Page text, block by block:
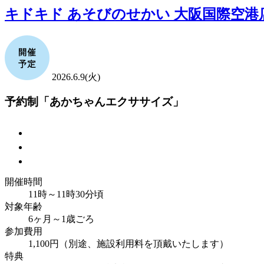
キドキド あそびのせかい 大阪国際空港
2026.6.9(火)
予約制「あかちゃんエクササイズ」
開催時間
11時～11時30分頃
対象年齢
6ヶ月～1歳ごろ
参加費用
1,100円（別途、施設利用料を頂戴いたします）
特典